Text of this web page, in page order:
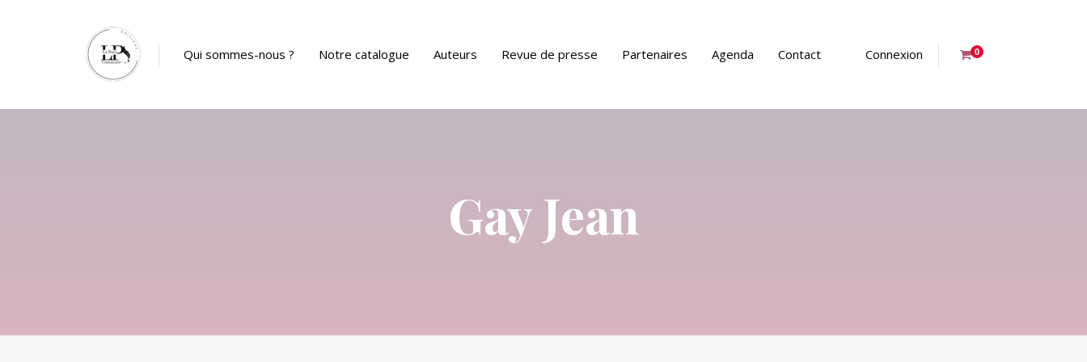
Qui sommes-nous ? Notre catalogue Auteurs Revue de presse Partenaires Agenda Contact Connexion 0
Gay Jean